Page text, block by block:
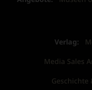
Verlag:
Media Sales
Geschichte